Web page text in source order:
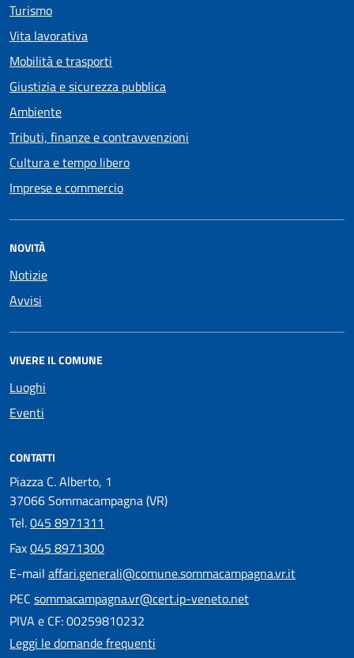
Turismo
Vita lavorativa
Mobilità e trasporti
Giustizia e sicurezza pubblica
Ambiente
Tributi, finanze e contravvenzioni
Cultura e tempo libero
Imprese e commercio
NOVITÀ
Notizie
Avvisi
VIVERE IL COMUNE
Luoghi
Eventi
CONTATTI
Piazza C. Alberto, 1
37066 Sommacampagna (VR)
Tel.045 8971311
Fax045 8971300
E-mail affari.generali@comune.sommacampagna.vr.it
PEC sommacampagna.vr@cert.ip-veneto.net
PIVA e CF: 00259810232
Leggi le domande frequenti